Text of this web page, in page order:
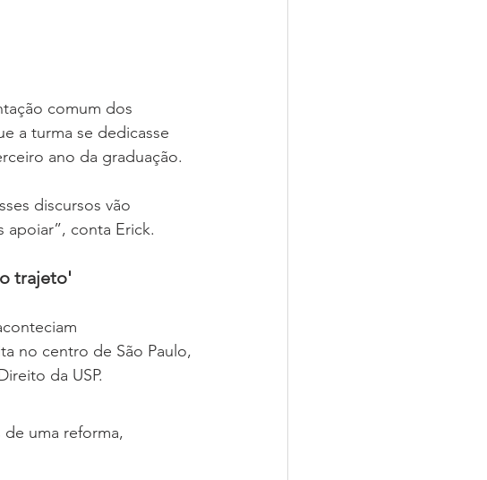
comum dos
a turma se dedicasse
ano da graduação.
discursos vão
conta Erick.
trajeto'
no centro de São Paulo,
da USP.
uma reforma,